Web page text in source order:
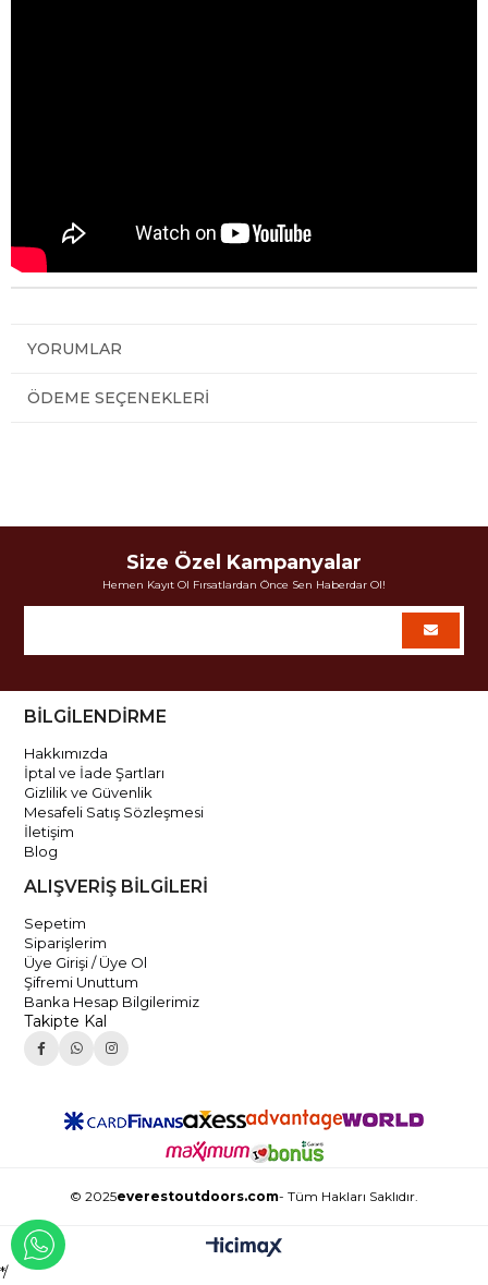
YORUMLAR
ÖDEME SEÇENEKLERI
Size Özel Kampanyalar
Hemen Kayıt Ol Fırsatlardan Önce Sen Haberdar Ol!
BİLGİLENDİRME
Hakkımızda
İptal ve İade Şartları
Gizlilik ve Güvenlik
Mesafeli Satış Sözleşmesi
İletişim
Blog
ALIŞVERİŞ BİLGİLERİ
Sepetim
Siparişlerim
Üye Girişi / Üye Ol
Şifremi Unuttum
Banka Hesap Bilgilerimiz
Takipte Kal
© 2025everestoutdoors.com- Tüm Hakları Saklıdır.
*/
WHATSAPP İLE İLETİŞİME GEÇ